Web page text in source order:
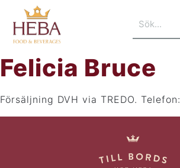
Felicia Bruce
Försäljning DVH via TREDO. Telefon: